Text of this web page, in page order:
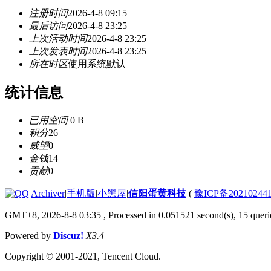
注册时间2026-4-8 09:15
最后访问2026-4-8 23:25
上次活动时间2026-4-8 23:25
上次发表时间2026-4-8 23:25
所在时区使用系统默认
统计信息
已用空间0 B
积分26
威望0
金钱14
贡献0
|Archiver|手机版|小黑屋|信阳蛋黄科技 ( 豫ICP备
GMT+8, 2026-8-8 03:35 , Processed in 0.051521 second(s), 15
Powered by Discuz! X3.4
Copyright © 2001-2021, Tencent Cloud.